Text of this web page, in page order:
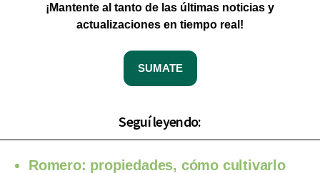
¡Mantente al tanto de las últimas noticias y
actualizaciones en tiempo real!
SUMATE
Seguí leyendo:
Romero: propiedades, cómo cultivarlo